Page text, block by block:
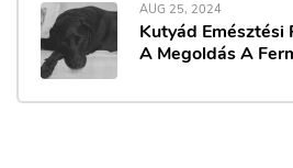
AUG 25, 2024
Kutyád Emésztési
A Megoldás A